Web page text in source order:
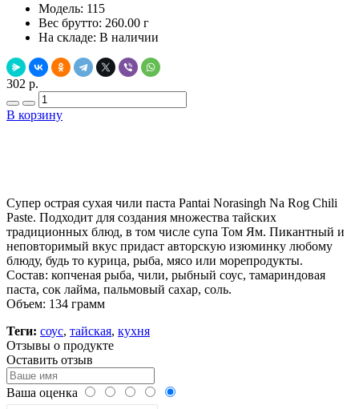
Модель: 115
Вес брутто: 260.00 г
На складе: В наличии
302 р.
В корзину
Супер острая сухая чили паста Pantai Norasingh Na Rog Chili
Paste. Подходит для создания множества тайских
традиционных блюд, в том числе супа Том Ям. Пикантный и
неповторимый вкус придаст авторскую изюминку любому
блюду, будь то курица, рыба, мясо или морепродукты.
Состав: копченая рыба, чили, рыбный соус, тамариндовая
паста, сок лайма, пальмовый сахар, соль.
Объем: 134 грамм
Теги: соус, тайская, кухня
Отзывы о продукте
Оставить отзыв
Ваша оценка